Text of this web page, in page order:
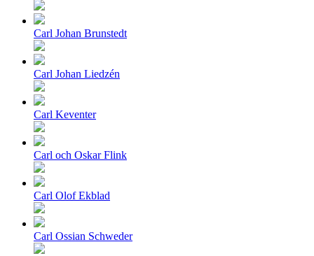
Carl Johan Brunstedt
Carl Johan Liedzén
Carl Keventer
Carl och Oskar Flink
Carl Olof Ekblad
Carl Ossian Schweder